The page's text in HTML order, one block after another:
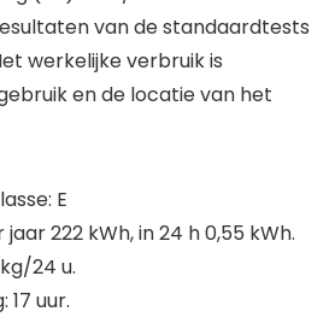
van de standaardtests
werkelijke verbruik is
en de locatie van het
E
222 kWh, in 24 h 0,55 kWh.
24 u.
17 uur.